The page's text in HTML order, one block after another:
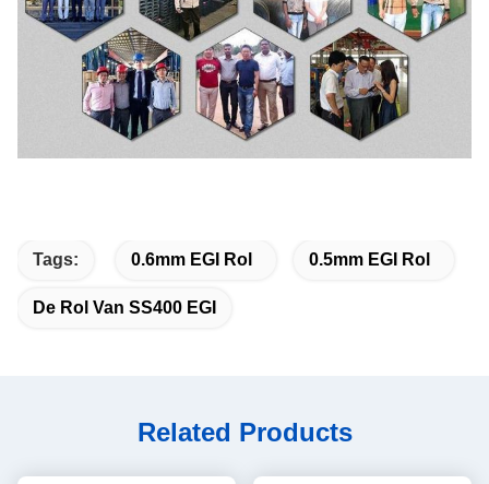
Tags: 0.6mm EGI Rol 0.5mm EGI Rol
De Rol Van SS400 EGI
Related Products